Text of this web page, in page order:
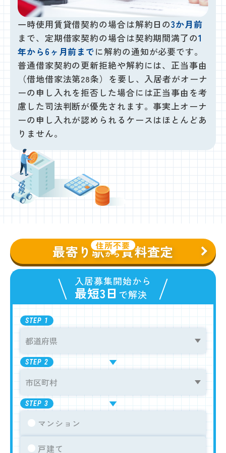
一時使用賃貸借契約の場合は解約日の3か月前
まで、定期借家契約の場合は契約期間満了の1
年から6ヶ月前までに解約の通知が必要です。
普通借家契約の更新拒絶や解約には、正当事由
（借地借家法第28条）を要し、入居者がオーナ
ーの申し入れを拒否した場合には正当事由を考
慮した司法判断が優先されます。事実上オーナ
ーの申し入れが認められるケースはほとんどあ
りません。
住所不要
最寄り駅から賃料査定
入居募集開始から
最短3日 で解決
STEP 1
STEP 2
STEP 3
マンション
戸建て